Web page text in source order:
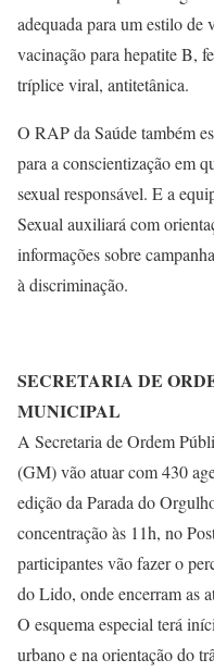
adequada para um estilo de
vacinação para hepatite B,
tríplice viral, antitetânica.
O RAP da Saúde também
para a conscientização em
sexual responsável. E a
Sexual auxiliará com
informações sobre
à discriminação.
SECRETARIA DE
MUNICIPAL
A Secretaria de Ordem
(GM) vão atuar com 430
edição da Parada do
concentração às 11h, no
participantes vão fazer o
do Lido, onde encerram as
O esquema especial terá
urbano e na orientação do